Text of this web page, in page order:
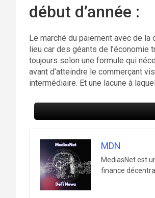
début d’année :
Le marché du paiement avec de la
lieu car des géants de
toujours selon une formule qui
avant d’atteindre le commerçant
intermédiaire. Et une lacune à
MDN
MediasNet est
finance